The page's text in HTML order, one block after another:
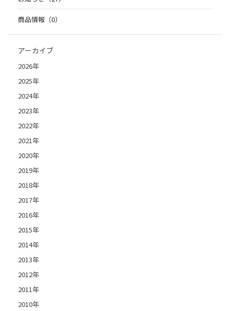
商品情報（0）
アーカイブ
2026年
2025年
2024年
2023年
2022年
2021年
2020年
2019年
2018年
2017年
2016年
2015年
2014年
2013年
2012年
2011年
2010年